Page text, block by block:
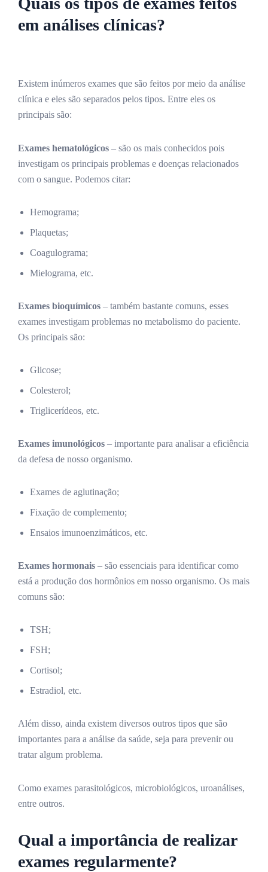
em análises clínicas?
Existem inúmeros exames que são feitos por meio da análise
clínica e eles são separados pelos tipos. Entre eles os
principais são:
Exames hematológicos – são os mais conhecidos pois
investigam os principais problemas e doenças relacionados
com o sangue. Podemos citar:
Hemograma;
Plaquetas;
Coagulograma;
Mielograma, etc.
Exames bioquímicos – também bastante comuns, esses
exames investigam problemas no metabolismo do paciente.
Os principais são:
Glicose;
Colesterol;
Triglicerídeos, etc.
Exames imunológicos – importante para analisar a eficiência
da defesa de nosso organismo.
Exames de aglutinação;
Fixação de complemento;
Ensaios imunoenzimáticos, etc.
Exames hormonais – são essenciais para identificar como
está a produção dos hormônios em nosso organismo. Os mais
comuns são:
TSH;
FSH;
Cortisol;
Estradiol, etc.
Além disso, ainda existem diversos outros tipos que são
importantes para a análise da saúde, seja para prevenir ou
tratar algum problema.
Como exames parasitológicos, microbiológicos, uroanálises,
entre outros.
Qual a importância de realizar
exames regularmente?